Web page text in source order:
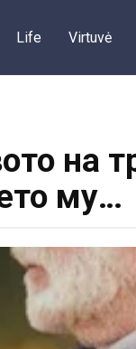
Life Virtuvė
на
му…